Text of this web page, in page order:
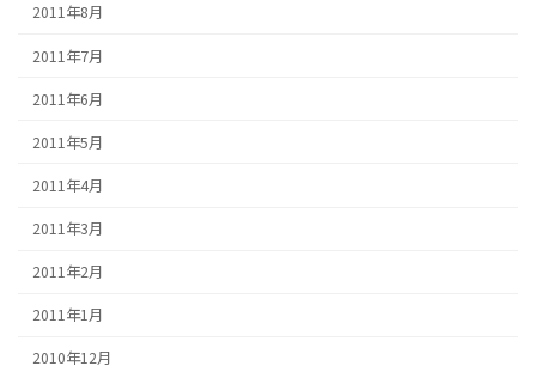
2011年8月
2011年7月
2011年6月
2011年5月
2011年4月
2011年3月
2011年2月
2011年1月
2010年12月